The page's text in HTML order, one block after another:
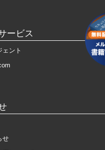
ービス
ェント
せ